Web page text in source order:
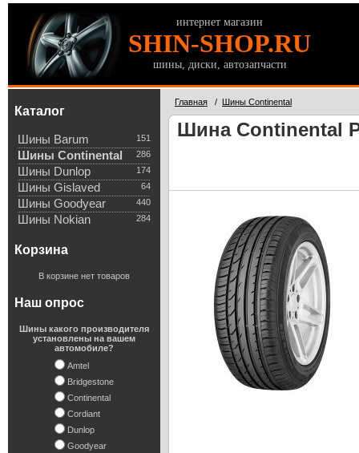
интернет магазин
SHIN-SHOP.RU
шины, диски, автозапчасти
Каталог
151
Шины Barum
286
Шины Continental
174
Шины Dunlop
64
Шины Gislaved
440
Шины Goodyear
284
Шины Nokian
Корзина
В корзине нет товаров
Наш опрос
Шины какого производителя
установлены на вашем
автомобиле?
Amtel
Bridgestone
Continental
Cordiant
Dunlop
Goodyear
Главная / Шины Continental
Шина Continental